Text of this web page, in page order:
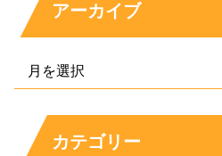
アーカイブ
カテゴリー